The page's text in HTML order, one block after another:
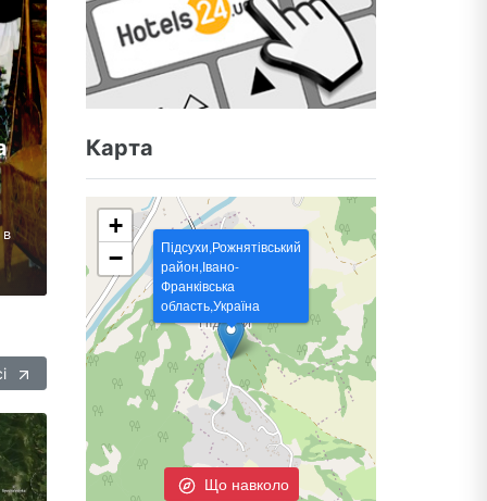
в
Карта
Що навколо
Підсухи,Рожнятівський
район,Івано-
Франківська
область,Україна
+
−